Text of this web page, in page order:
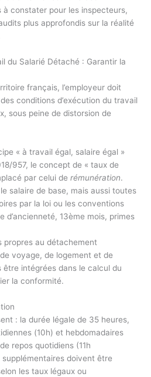
à constater pour les inspecteurs,
plus approfondis sur la réalité
du Salarié Détaché : Garantir la
français, l’employeur doit
conditions d’exécution du travail
sous peine de distorsion de
« à travail égal, salaire égal »
957, le concept de « taux de
par celui de rémunération.
salaire de base, mais aussi toutes
par la loi ou les conventions
d’ancienneté, 13ème mois, primes
propres au détachement
voyage, de logement et de
intégrées dans le calcul du
la conformité.
: la durée légale de 35 heures,
(10h) et hebdomadaires
repos quotidiens (11h
doivent être
les taux légaux ou